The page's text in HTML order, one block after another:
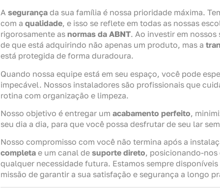
A segurança da sua família é nossa prioridade máxima.
com a qualidade, e isso se reflete em todas as nossas
rigorosamente as normas da ABNT. Ao investir em
de que está adquirindo não apenas um produto, mas a
está protegida de forma duradoura.
Quando nossa equipe está em seu espaço, você pode
impecável. Nossos instaladores são profissionais que
rotina com organização e limpeza.
Nosso objetivo é entregar um acabamento perfeito,
seu dia a dia, para que você possa desfrutar de seu lar
Nosso compromisso com você não termina após a
completa e um canal de suporte direto, posicionando-
qualquer necessidade futura. Estamos sempre
missão de garantir a sua satisfação e segurança a longo